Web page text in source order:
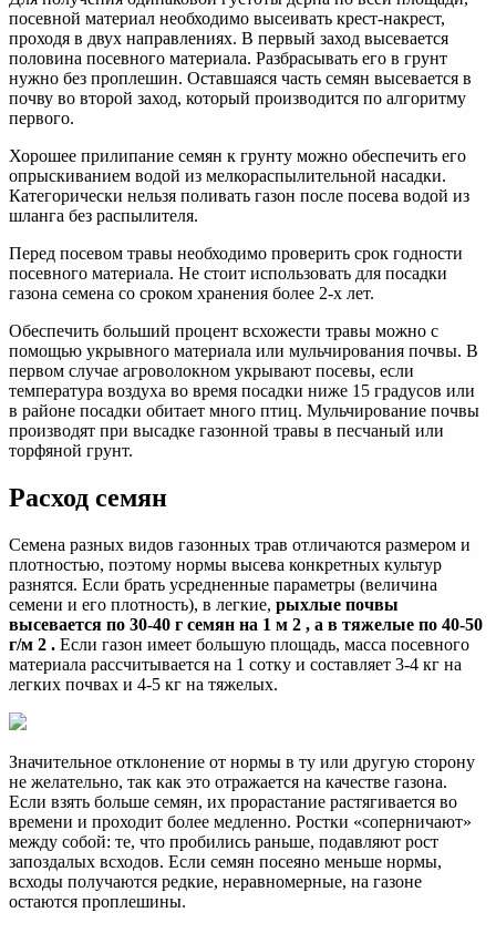
посевной материал необходимо высеивать крест-накрест,
проходя в двух направлениях. В первый заход высевается
половина посевного материала. Разбрасывать его в грунт
нужно без проплешин. Оставшаяся часть семян высевается в
почву во второй заход, который производится по алгоритму
первого.
Хорошее прилипание семян к грунту можно обеспечить его
опрыскиванием водой из мелкораспылительной насадки.
Категорически нельзя поливать газон после посева водой из
шланга без распылителя.
Перед посевом травы необходимо проверить срок годности
посевного материала. Не стоит использовать для посадки
газона семена со сроком хранения более 2-х лет.
Обеспечить больший процент всхожести травы можно с
помощью укрывного материала или мульчирования почвы. В
первом случае агроволокном укрывают посевы, если
температура воздуха во время посадки ниже 15 градусов или
в районе посадки обитает много птиц. Мульчирование почвы
производят при высадке газонной травы в песчаный или
торфяной грунт.
Расход семян
Семена разных видов газонных трав отличаются размером и
плотностью, поэтому нормы высева конкретных культур
разнятся. Если брать усредненные параметры (величина
семени и его плотность), в легкие, рыхлые почвы
высевается по 30-40 г семян на 1 м 2 , а в тяжелые по 40-50
г/м 2 . Если газон имеет большую площадь, масса посевного
материала рассчитывается на 1 сотку и составляет 3-4 кг на
легких почвах и 4-5 кг на тяжелых.
Значительное отклонение от нормы в ту или другую сторону
не желательно, так как это отражается на качестве газона.
Если взять больше семян, их прорастание растягивается во
времени и проходит более медленно. Ростки «соперничают»
между собой: те, что пробились раньше, подавляют рост
запоздалых всходов. Если семян посеяно меньше нормы,
всходы получаются редкие, неравномерные, на газоне
остаются проплешины.